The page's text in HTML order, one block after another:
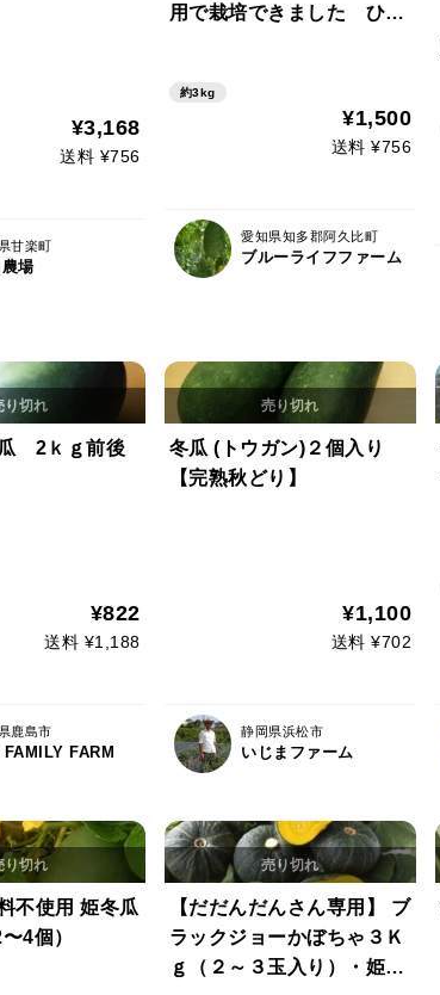
¥3,168
送料 ¥756
甘楽町
場
用で栽培できました ひと
きます
約3kg
¥1,500
送料 ¥756
愛知県知多郡阿久比町
ブルーライフファーム
2ｋｇ前後
¥822
送料 ¥1,188
鹿島市
FAMILY FARM
冬瓜 (トウガン)２個入り
【完熟秋どり】
¥1,100
送料 ¥702
静岡県浜松市
いじまファーム
不使用 姫冬瓜
4個）
【だだんだんさん専用】 ブ
ラックジョーかぼちゃ３Ｋ
ｇ（２～３玉入り）・姫冬